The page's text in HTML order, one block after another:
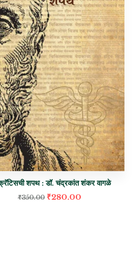
शपथ : डॉ. चंद्रकांत शंकर वागळे
₹350.00 ₹280.00